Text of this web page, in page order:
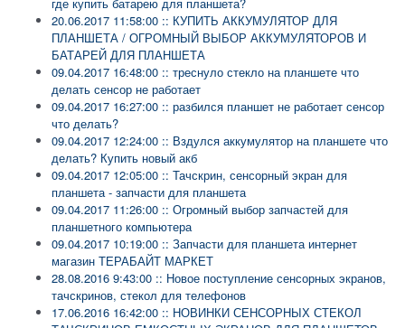
где купить батарею для планшета?
20.06.2017 11:58:00 :: КУПИТЬ АККУМУЛЯТОР ДЛЯ
ПЛАНШЕТА / ОГРОМНЫЙ ВЫБОР АККУМУЛЯТОРОВ И
БАТАРЕЙ ДЛЯ ПЛАНШЕТА
09.04.2017 16:48:00 :: треснуло стекло на планшете что
делать сенсор не работает
09.04.2017 16:27:00 :: разбился планшет не работает сенсор
что делать?
09.04.2017 12:24:00 :: Вздулся аккумулятор на планшете что
делать? Купить новый акб
09.04.2017 12:05:00 :: Тачскрин, сенсорный экран для
планшета - запчасти для планшета
09.04.2017 11:26:00 :: Огромный выбор запчастей для
планшетного компьютера
09.04.2017 10:19:00 :: Запчасти для планшета интернет
магазин ТЕРАБАЙТ МАРКЕТ
28.08.2016 9:43:00 :: Новое поступление сенсорных экранов,
тачскринов, стекол для телефонов
17.06.2016 16:42:00 :: НОВИНКИ СЕНСОРНЫХ СТЕКОЛ